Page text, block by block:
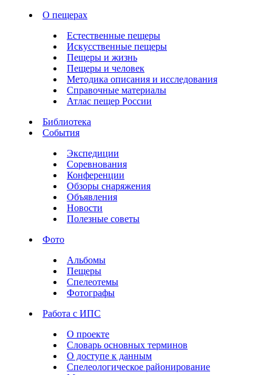
О пещерах
Естественные пещеры
Искусственные пещеры
Пещеры и жизнь
Пещеры и человек
Методика описания и исследования
Справочные материалы
Атлас пещер России
Библиотека
События
Экспедиции
Соревнования
Конференции
Обзоры снаряжения
Объявления
Новости
Полезные советы
Фото
Альбомы
Пещеры
Спелеотемы
Фотографы
Работа с ИПС
О проекте
Словарь основных терминов
О доступе к данным
Спелеологическое районирование